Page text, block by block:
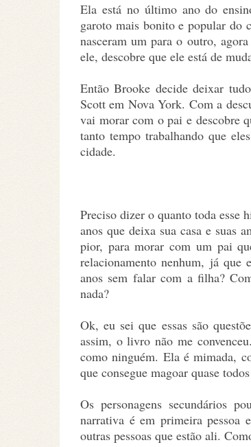
Ela está no último ano do
garoto mais bonito e popular do
nasceram um para o outro,
ele, descobre que ele está de
Então Brooke decide deixar
Scott em Nova York. Com a
vai morar com o pai e descobre
tanto tempo trabalhando que
cidade.
Preciso dizer o quanto toda esse
anos que deixa sua casa e suas
pior, para morar com um pai
relacionamento nenhum, já que
anos sem falar com a filha?
nada?
Ok, eu sei que essas são
assim, o livro não me
como ninguém. Ela é mimada,
que consegue magoar quase
Os personagens secundários
narrativa é em primeira pessoa
outras pessoas que estão ali.